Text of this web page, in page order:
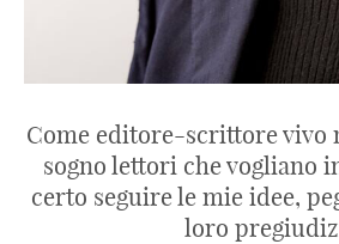
Come editore-scrittore vivo
sogno lettori che vogliano
certo seguire le mie idee,
loro